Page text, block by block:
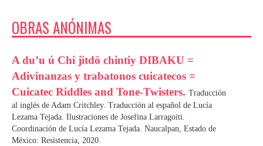
OBRAS ANÓNIMAS
A du’u ú Chi jitdö chintiy DIBAKU =
Adivinanzas y trabatonos cuicatecos =
Cuicatec Riddles and Tone-Twisters. Traducción
al inglés de Adam Critchley. Traducción al español de Lucía
Lezama Tejada. Ilustraciones de Josefina Larragoiti.
Coordinación de Lucía Lezama Tejada. Naucalpan, Estado de
México: Resistencia, 2020.